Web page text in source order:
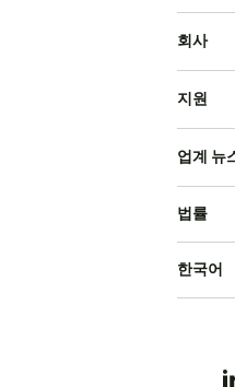
회사
지원
업계 뉴
법률
한국어